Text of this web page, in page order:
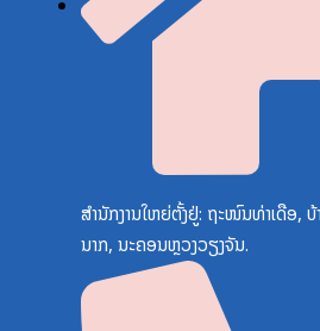
ສຳນັກງານໃຫຍ່ຕັ້ງຢູ່: ຖະໜົນທ່າເດືອ,
ນາກ, ນະຄອນຫຼວງວຽງຈັນ.